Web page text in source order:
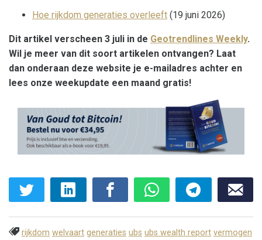
Hoe rijkdom generaties overleeft (19 juni 2026)
Dit artikel verscheen 3 juli in de Geotrendlines Weekly.
Wil je meer van dit soort artikelen ontvangen? Laat
dan onderaan deze website je e-mailadres achter en
lees onze weekupdate een maand gratis!
rijkdom welvaart generaties ubs ubs wealth report vermogen